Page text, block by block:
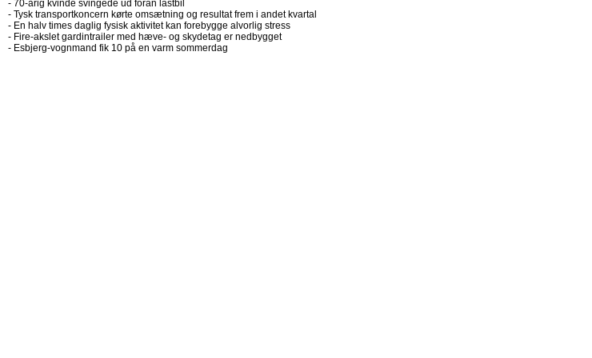
- 70-årig kvinde svingede ud foran lastbil
- Tysk transportkoncern kørte omsætning og resultat frem i andet kvartal
- En halv times daglig fysisk aktivitet kan forebygge alvorlig stress
- Fire-akslet gardintrailer med hæve- og skydetag er nedbygget
- Esbjerg-vognmand fik 10 på en varm sommerdag